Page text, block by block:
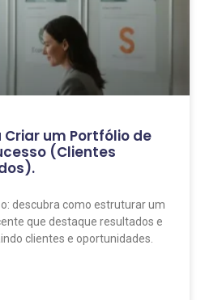
Criar um Portfólio de
(Clientes
descubra como estruturar um
que destaque resultados e
clientes e oportunidades.